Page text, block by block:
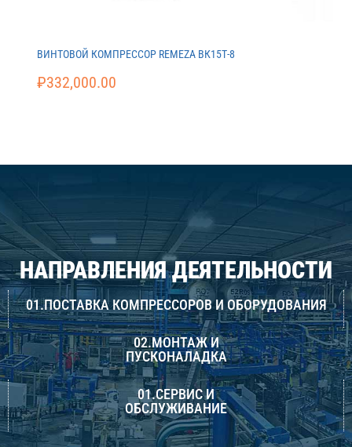
ВИНТОВОЙ КОМПРЕССОР REMEZA ВК15Т-8
₽332,000.00
НАПРАВЛЕНИЯ ДЕЯТЕЛЬНОСТИ
01.ПОСТАВКА КОМПРЕССОРОВ И ОБОРУДОВАНИЯ
02.МОНТАЖ И
ПУСКОНАЛАДКА
01.СЕРВИС И
ОБСЛУЖИВАНИЕ